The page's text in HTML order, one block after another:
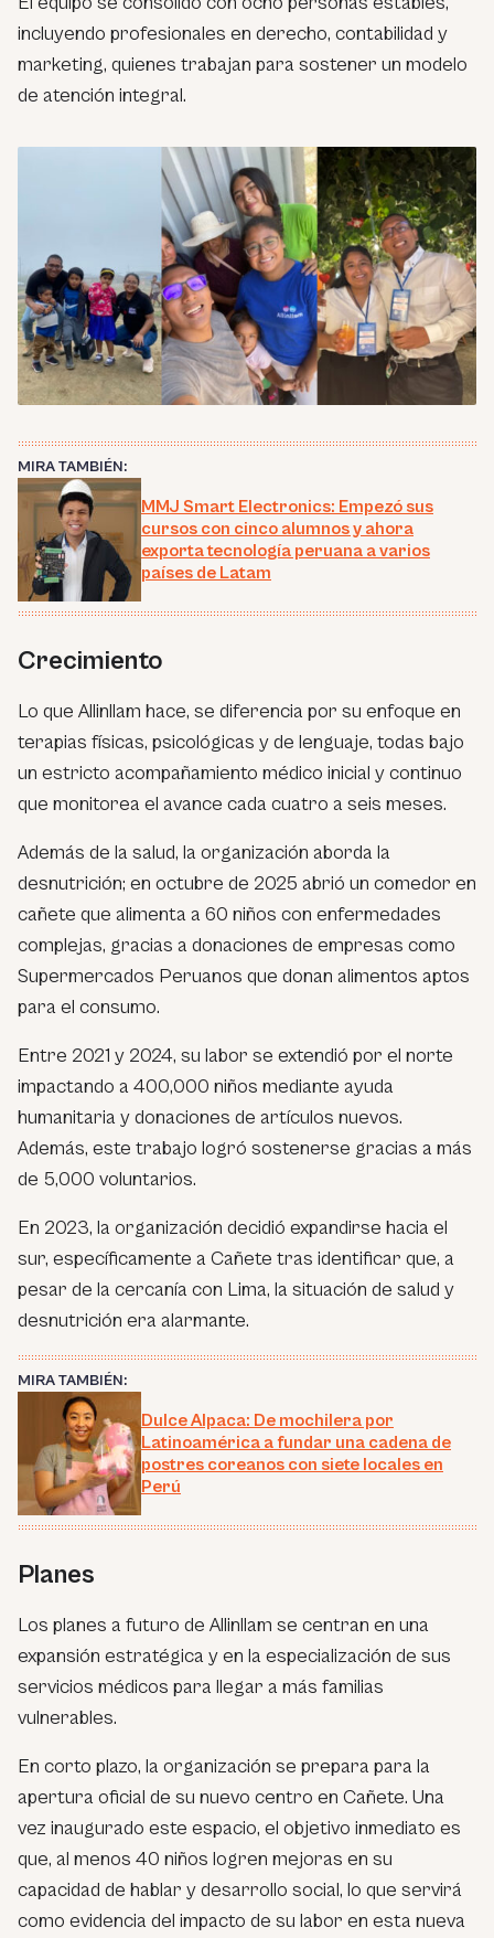
incluyendo profesionales en derecho, contabilidad y
marketing, quienes trabajan para sostener un modelo
de atención integral.
MIRA TAMBIÉN:
MMJ Smart Electronics: Empezó sus
cursos con cinco alumnos y ahora
exporta tecnología peruana a varios
países de Latam
Crecimiento
Lo que Allinllam hace, se diferencia por su enfoque en
terapias físicas, psicológicas y de lenguaje, todas bajo
un estricto acompañamiento médico inicial y continuo
que monitorea el avance cada cuatro a seis meses.
Además de la salud, la organización aborda la
desnutrición; en octubre de 2025 abrió un comedor en
cañete que alimenta a 60 niños con enfermedades
complejas, gracias a donaciones de empresas como
Supermercados Peruanos que donan alimentos aptos
para el consumo.
Entre 2021 y 2024, su labor se extendió por el norte
impactando a 400,000 niños mediante ayuda
humanitaria y donaciones de artículos nuevos.
Además, este trabajo logró sostenerse gracias a más
de 5,000 voluntarios.
En 2023, la organización decidió expandirse hacia el
sur, específicamente a Cañete tras identificar que, a
pesar de la cercanía con Lima, la situación de salud y
desnutrición era alarmante.
MIRA TAMBIÉN:
Dulce Alpaca: De mochilera por
Latinoamérica a fundar una cadena de
postres coreanos con siete locales en
Perú
Planes
Los planes a futuro de Allinllam se centran en una
expansión estratégica y en la especialización de sus
servicios médicos para llegar a más familias
vulnerables.
En corto plazo, la organización se prepara para la
apertura oficial de su nuevo centro en Cañete. Una
vez inaugurado este espacio, el objetivo inmediato es
que, al menos 40 niños logren mejoras en su
capacidad de hablar y desarrollo social, lo que servirá
como evidencia del impacto de su labor en esta nueva